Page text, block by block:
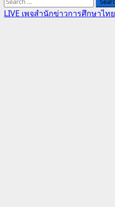
for:
LIVE เพจสำนักข่าวการศึกษาไทย